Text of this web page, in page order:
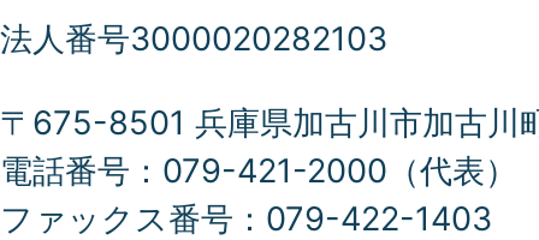
法人番号3000020282103
〒675-8501 兵庫県加古川市加古川
電話番号：079-421-2000（代表）
ファックス番号：079-422-1403